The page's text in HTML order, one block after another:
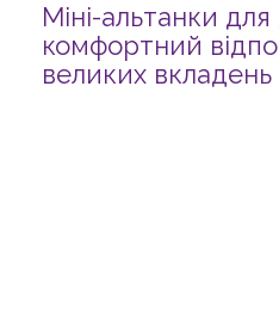
Міні-альтанки для
комфортний
великих вкладень